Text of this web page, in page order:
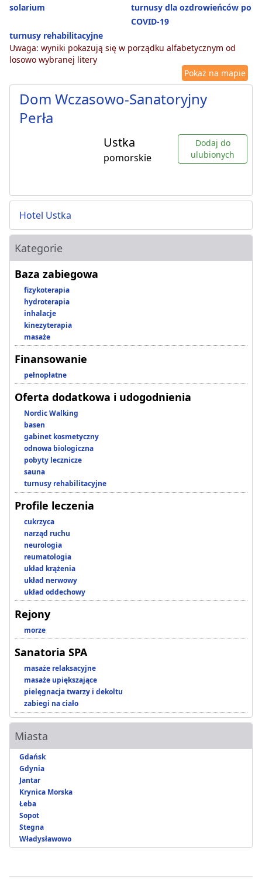
solarium
turnusy dla ozdrowieńców po
COVID-19
turnusy rehabilitacyjne
Uwaga: wyniki pokazują się w porządku alfabetycznym od
losowo wybranej litery
Pokaż na mapie
Dom Wczasowo-Sanatoryjny
Perła
Ustka
pomorskie
Dodaj do
ulubionych
Hotel Ustka
Kategorie
Baza zabiegowa
fizykoterapia
hydroterapia
inhalacje
kinezyterapia
masaże
Finansowanie
pełnopłatne
Oferta dodatkowa i udogodnienia
Nordic Walking
basen
gabinet kosmetyczny
odnowa biologiczna
pobyty lecznicze
sauna
turnusy rehabilitacyjne
Profile leczenia
cukrzyca
narząd ruchu
neurologia
reumatologia
układ krążenia
układ nerwowy
układ oddechowy
Rejony
morze
Sanatoria SPA
masaże relaksacyjne
masaże upiększające
pielęgnacja twarzy i dekoltu
zabiegi na ciało
Miasta
Gdańsk
Gdynia
Jantar
Krynica Morska
Łeba
Sopot
Stegna
Władysławowo